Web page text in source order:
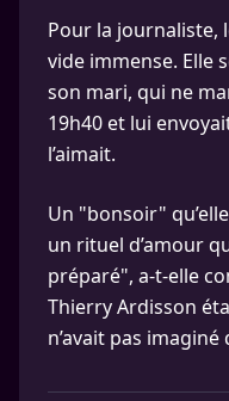
Pour la journaliste,
vide immense. Elle
son mari, qui ne
19h40 et lui
l’aimait.
Un "bonsoir"
un rituel d’amour
préparé", a-t-elle
Thierry Ardisson
n’avait pas